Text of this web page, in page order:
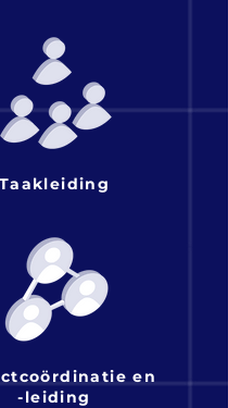
Taakleiding
en
-leiding